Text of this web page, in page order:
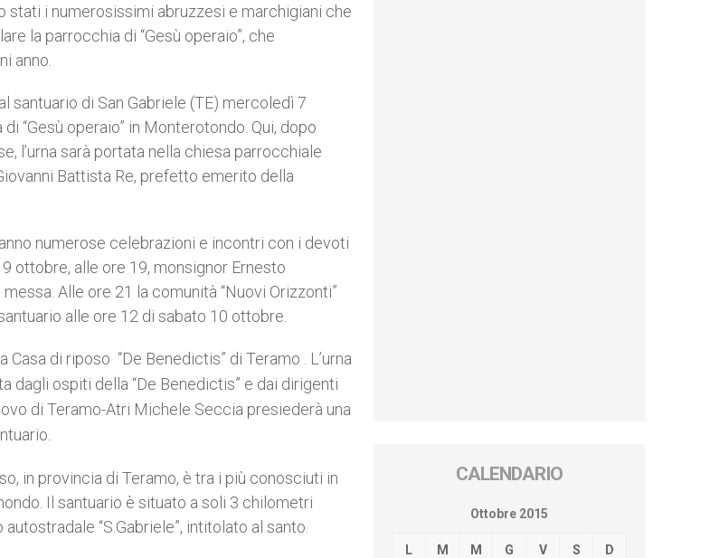
stati i numerosissimi abruzzesi e marchigiani che
la parrocchia di “Gesù operaio”, che
anno.
santuario di San Gabriele (TE) mercoledì 7
“Gesù operaio” in Monterotondo. Qui, dopo
l’urna sarà portata nella chiesa parrocchiale
Battista Re, prefetto emerito della
numerose celebrazioni e incontri con i devoti
ottobre, alle ore 19, monsignor Ernesto
Alle ore 21 la comunità “Nuovi Orizzonti”
alle ore 12 di sabato 10 ottobre.
Casa di riposo “De Benedictis” di Teramo . L’urna
dagli ospiti della “De Benedictis” e dai dirigenti
di Teramo-Atri Michele Seccia presiederà una
in provincia di Teramo, è tra i più conosciuti in
Il santuario è situato a soli 3 chilometri
“S.Gabriele”, intitolato al santo.
CALENDARIO
Ottobre 2015
L M M G V S D